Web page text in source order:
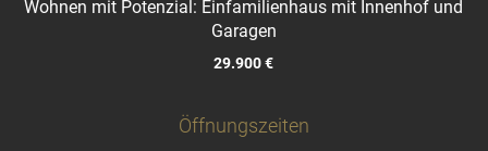
Wohnen mit Potenzial: Einfamilienhaus mit Innenhof und
Garagen
29.900 €
Öffnungszeiten